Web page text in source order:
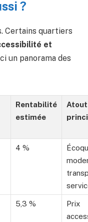
?
Certains quartiers
et
un panorama des
Rentabilité
estimée
4 %
5,3 %
Prix